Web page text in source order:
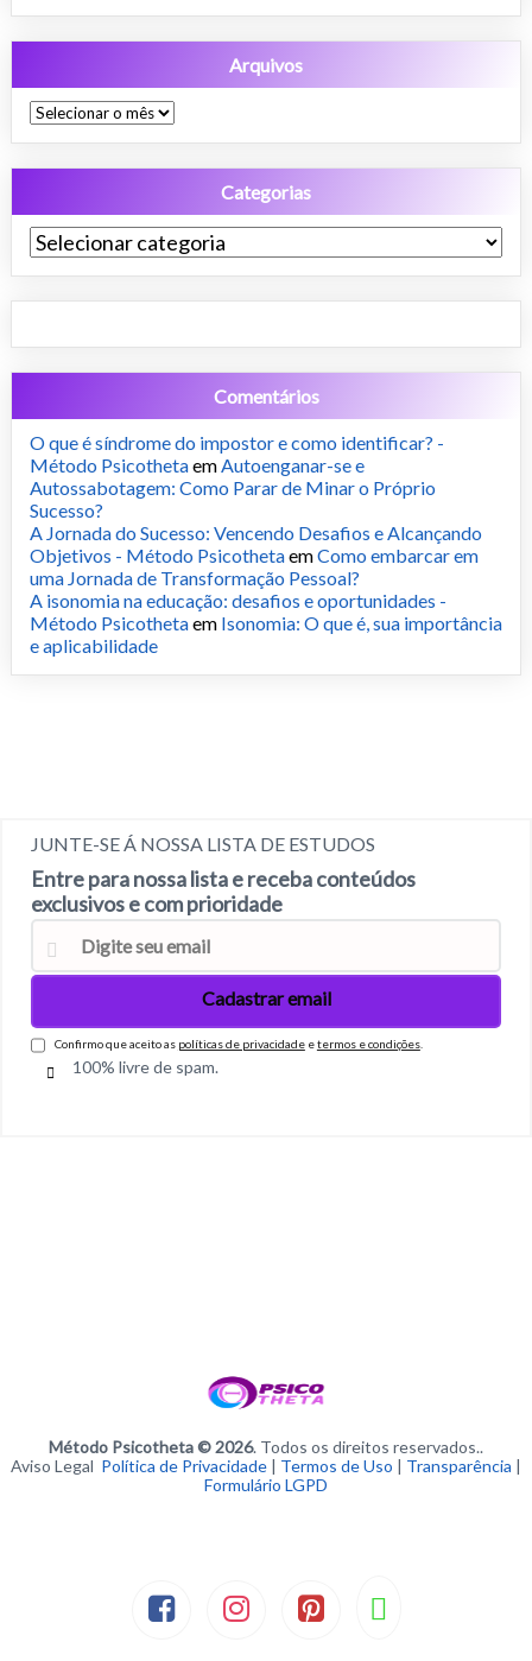
Arquivos
Arquivos
Categorias
Categorias
Comentários
O que é síndrome do impostor e como identificar? -
Método PsicothetaemAutoenganar-se e
Autossabotagem: Como Parar de Minar o Próprio
Sucesso?
A Jornada do Sucesso: Vencendo Desafios e Alcançando
Objetivos - Método PsicothetaemComo embarcar em
uma Jornada de Transformação Pessoal?
A isonomia na educação: desafios e oportunidades -
Método Psicothetaem Isonomia: O que é, sua importância
e aplicabilidade
JUNTE-SE Á NOSSA LISTA DE ESTUDOS
Entre para nossa lista e receba conteúdos
exclusivos e com prioridade
Confirmo que aceito as políticas de privacidadeetermos e condições.
100% livre de spam.
Método Psicotheta © 2026. Todos os direitos reservados..
Aviso Legal Política de Privacidade | Termos de Uso | Transparência |
Formulário LGPD